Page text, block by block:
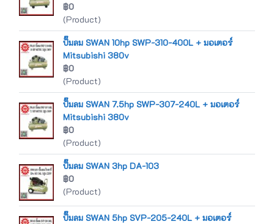
฿0
(Product)
ปั๊มลม SWAN 10hp SWP-310-400L + มอเตอร์
Mitsubishi 380v
฿0
(Product)
ปั๊มลม SWAN 7.5hp SWP-307-240L + มอเตอร์
Mitsubishi 380v
฿0
(Product)
ปั๊มลม SWAN 3hp DA-103
฿0
(Product)
ปั๊มลม SWAN 5hp SVP-205-240L + มอเตอร์